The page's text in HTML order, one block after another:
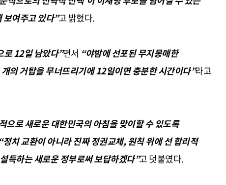
보여주고 있다”고 밝혔다.
로12일 남았다”면서 “야밤에 선포된 무지몽매한
의 거탑을 무너뜨리기에12일이면 충분한 시간이다”라고
으로 새로운 대한민국의 아침을 맞이할 수 있도록
“정치 교환이 아니라 진짜 정권교체,원칙 위에 선 합리적
득하는 새로운 정부로써 보답하겠다”고 덧붙였다.